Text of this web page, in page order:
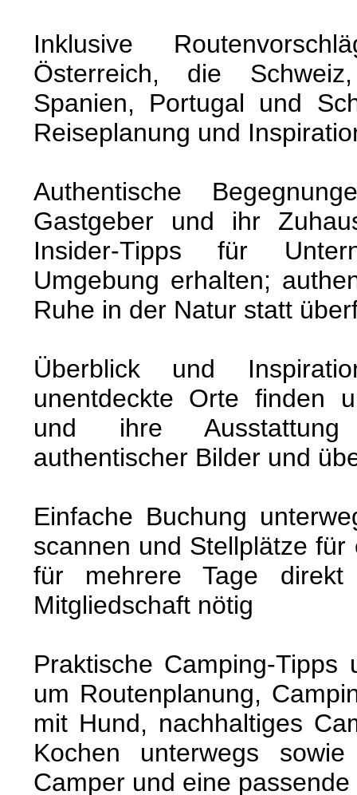
Inklusive
Österreich, die
Spanien, Portugal und
Reiseplanung und
Authentische
Gastgeber und ihr
Insider-Tipps für
Umgebung erhalten;
Ruhe in der Natur statt
Überblick und
unentdeckte Orte finden
und ihre
authentischer Bilder und
Einfache Buchung
scannen und Stellplätze
für mehrere Tage
Mitgliedschaft nötig
Praktische Camping-
um Routenplanung,
mit Hund, nachhaltiges
Kochen unterwegs
Camper und eine